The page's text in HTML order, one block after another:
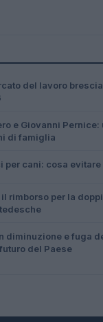
del lavoro
e Giovanni Pernice:
di famiglia
per cani: cosa
il rimborso per la
diminuzione e fuga
del Paese